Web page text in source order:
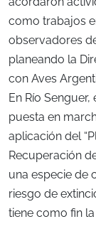
como trabajos
observadores
planeando la
con Aves
En Río
puesta en
aplicación del
Recuperación
una especie de
riesgo de
tiene como fin